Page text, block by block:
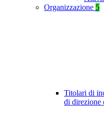
Organizzazione 5
Titolari di
di direzione